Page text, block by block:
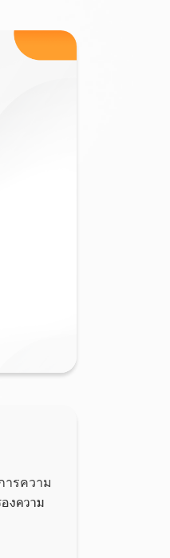
ารความ
งความ